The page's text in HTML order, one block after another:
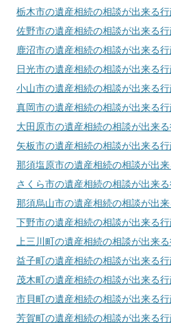
栃木市の遺産相続の相談が出来る
佐野市の遺産相続の相談が出来る
鹿沼市の遺産相続の相談が出来る
日光市の遺産相続の相談が出来る
小山市の遺産相続の相談が出来る
真岡市の遺産相続の相談が出来る
大田原市の遺産相続の相談が出来
矢板市の遺産相続の相談が出来る
那須塩原市の遺産相続の相談が出
さくら市の遺産相続の相談が出来
那須烏山市の遺産相続の相談が出
下野市の遺産相続の相談が出来る
上三川町の遺産相続の相談が出来
益子町の遺産相続の相談が出来る
茂木町の遺産相続の相談が出来る
市貝町の遺産相続の相談が出来る
芳賀町の遺産相続の相談が出来る